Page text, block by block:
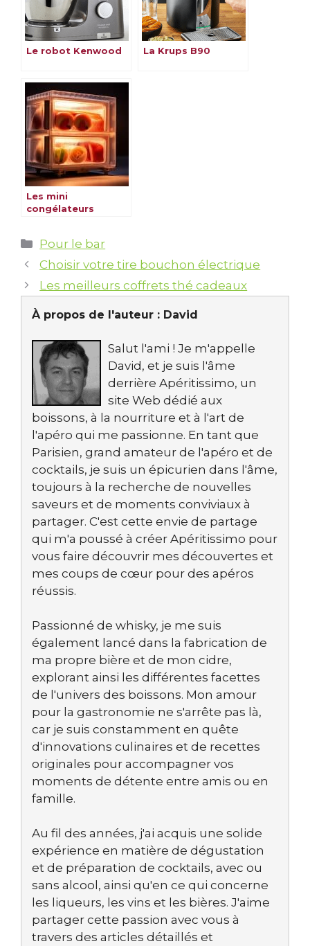
Le robot Kenwood La Krups B90
Les mini
congélateurs
Catégories
Pour le bar
Choisir votre tire bouchon électrique
Les meilleurs coffrets thé cadeaux
À propos de l'auteur : David
Salut l'ami ! Je m'appelle
David, et je suis l'âme
derrière Apéritissimo, un
site Web dédié aux
boissons, à la nourriture et à l'art de
l'apéro qui me passionne. En tant que
Parisien, grand amateur de l'apéro et de
cocktails, je suis un épicurien dans l'âme,
toujours à la recherche de nouvelles
saveurs et de moments conviviaux à
partager. C'est cette envie de partage
qui m'a poussé à créer Apéritissimo pour
vous faire découvrir mes découvertes et
mes coups de cœur pour des apéros
réussis.
Passionné de whisky, je me suis
également lancé dans la fabrication de
ma propre bière et de mon cidre,
explorant ainsi les différentes facettes
de l'univers des boissons. Mon amour
pour la gastronomie ne s'arrête pas là,
car je suis constamment en quête
d'innovations culinaires et de recettes
originales pour accompagner vos
moments de détente entre amis ou en
famille.
Au fil des années, j'ai acquis une solide
expérience en matière de dégustation
et de préparation de cocktails, avec ou
sans alcool, ainsi qu'en ce qui concerne
les liqueurs, les vins et les bières. J'aime
partager cette passion avec vous à
travers des articles détaillés et